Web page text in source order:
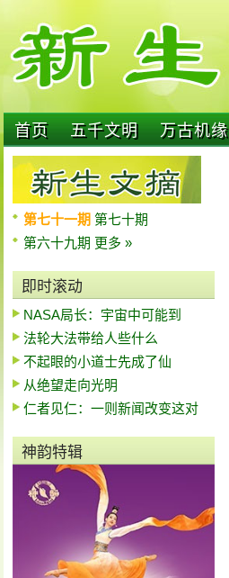
首页 五千文明 万古机缘
第七十一期 第七十期
第六十九期 更多 »
即时滚动
NASA局长：宇宙中可能到
法轮大法带给人些什么
不起眼的小道士先成了仙
从绝望走向光明
仁者见仁：一则新闻改变这对
神韵特辑